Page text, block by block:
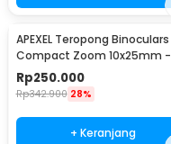
APEXEL Teropong Binoculars
Compact Zoom 10x25mm -
APL-PB10X25N
Rp250.000
Rp342.900 28%
+ Keranjang